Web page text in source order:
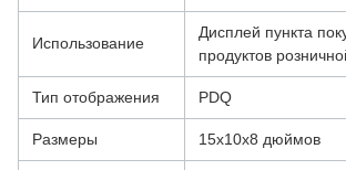
Использование
Дисплей пункта
продуктов
Тип отображения PDQ
Размеры 15х10х8 дюймов